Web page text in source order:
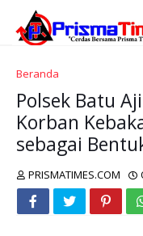
Beranda
Polsek Batu
Korban
sebagai
PRISMATIMES.COM